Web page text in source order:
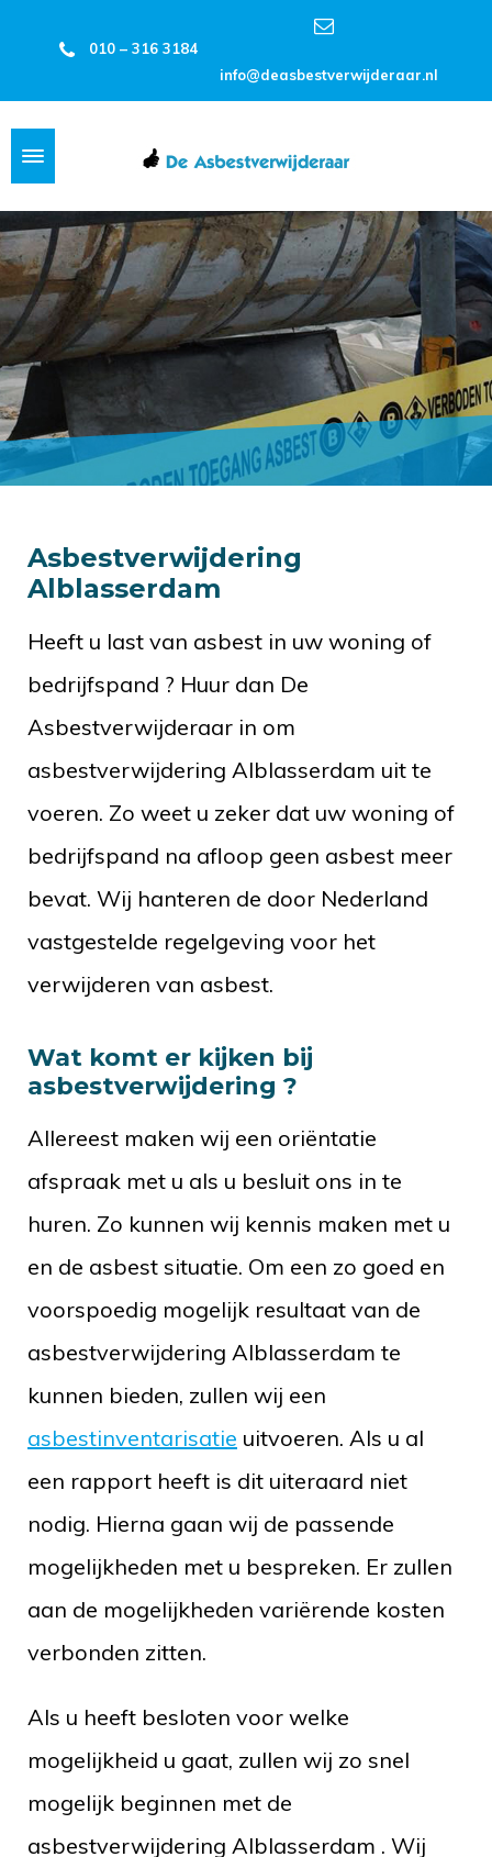
010 – 316 3184
info@deasbestverwijderaar.nl
Asbestverwijdering
Alblasserdam
Heeft u last van asbest in uw woning of
bedrijfspand ? Huur dan De
Asbestverwijderaar in om
asbestverwijdering Alblasserdam uit te
voeren. Zo weet u zeker dat uw woning of
bedrijfspand na afloop geen asbest meer
bevat. Wij hanteren de door Nederland
vastgestelde regelgeving voor het
verwijderen van asbest.
Wat komt er kijken bij
asbestverwijdering ?
Allereest maken wij een oriëntatie
afspraak met u als u besluit ons in te
huren. Zo kunnen wij kennis maken met u
en de asbest situatie. Om een zo goed en
voorspoedig mogelijk resultaat van de
asbestverwijdering Alblasserdam te
kunnen bieden, zullen wij een
asbestinventarisatie uitvoeren. Als u al
een rapport heeft is dit uiteraard niet
nodig. Hierna gaan wij de passende
mogelijkheden met u bespreken. Er zullen
aan de mogelijkheden variërende kosten
verbonden zitten.
Als u heeft besloten voor welke
mogelijkheid u gaat, zullen wij zo snel
mogelijk beginnen met de
asbestverwijdering Alblasserdam . Wij